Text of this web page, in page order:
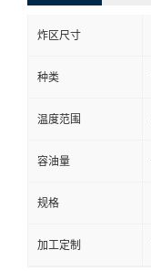
炸区尺寸
种类
温度范围
容油量
规格
加工定制